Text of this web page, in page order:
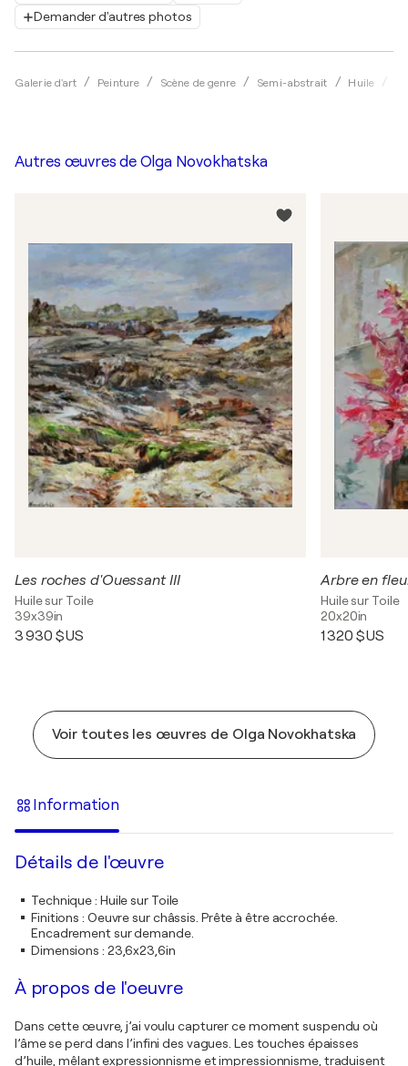
Demander d'autres photos
Galerie d'art Peinture Scène de genre Semi-abstrait Huile
Autres œuvres de Olga Novokhatska
Les roches d'Ouessant III
Huile sur Toile
39x39in
3 930 $US
Arbre en
Huile sur Toile
20x20in
1 320 $US
Voir toutes les œuvres de Olga Novokhatska
Information
Détails de l'œuvre
Technique: Huile sur Toile
Finitions : Oeuvre sur châssis. Prête à être accrochée.
Encadrement sur demande.
Dimensions : 23,6x23,6in
À propos de l'oeuvre
Dans cette œuvre, j’ai voulu capturer ce moment suspendu où
l’âme se perd dans l’infini des vagues. Les touches épaisses
d’huile, mêlant expressionnisme et impressionnisme, traduisent